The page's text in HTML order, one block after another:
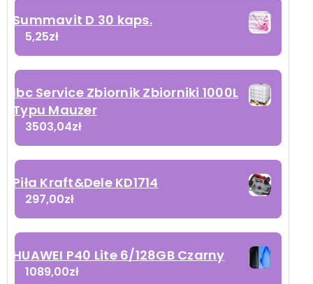
Summavit D 30 kaps.
5,25zł
Ibc Service Zbiornik Zbiorniki 1000L
Typu Mauzer
3503,04zł
Piła Kraft&Dele KD1714
297,00zł
HUAWEI P40 Lite 6/128GB Czarny
1089,00zł